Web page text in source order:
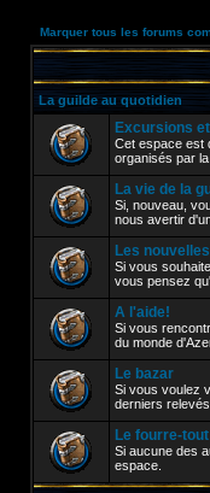
Marquer tous les forums
La guilde au quotidien
Excursions
Cet espace est
organisés par
La vie de la
Si, nouveau,
nous avertir
Les
Si vous
vous pensez
A l'aide!
Si vous
du monde
Le bazar
Si vous voulez
derniers
Le fourre-tout
Si aucune des
espace.